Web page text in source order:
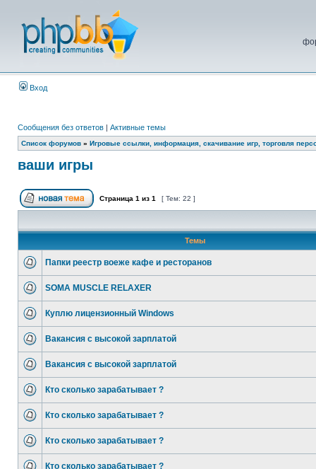
Вход
Сообщения без ответов | Активные темы
Список форумов » Игровые ссылки, информация, скачивание игр, торговля
ваши игры
Страница 1 из 1 [ Тем: 22 ]
Темы
Папки реестр воеже кафе и ресторанов
SOMA MUSCLE RELAXER
Куплю лицензионный Windows
Вакансия с высокой зарплатой
Вакансия с высокой зарплатой
Кто сколько зарабатывает ?
Кто сколько зарабатывает ?
Кто сколько зарабатывает ?
Кто сколько зарабатывает ?